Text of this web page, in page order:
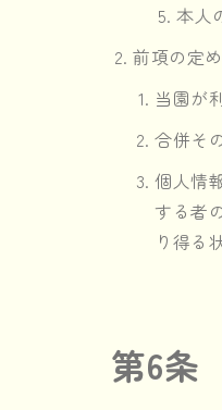
本人
前項の定
当園が
合併そ
個人情
する者
り得る
第6条